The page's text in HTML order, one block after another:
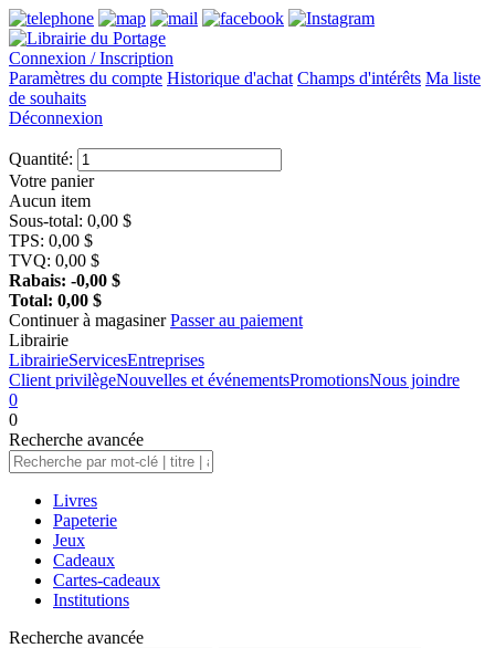
Connexion / Inscription
Paramètres du compte Historique d'achat Champs d'intérêts Ma liste
de souhaits
Déconnexion
Quantité:
Votre panier
Aucun item
Sous-total: 0,00 $
TPS: 0,00 $
TVQ: 0,00 $
Rabais: -0,00 $
Total: 0,00 $
Continuer à magasiner Passer au paiement
Librairie
LibrairieServicesEntreprises
Client privilègeNouvelles et événementsPromotionsNous joindre
0
0
Recherche avancée
Livres
Papeterie
Jeux
Cadeaux
Cartes-cadeaux
Institutions
Recherche avancée